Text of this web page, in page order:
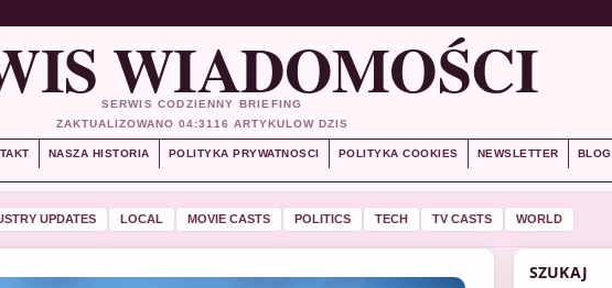
WIADOMOŚCI
SERWIS CODZIENNY BRIEFING
ZAKTUALIZOWANO 04:31 16 ARTYKULOW DZIS
NASZA HISTORIA POLITYKA PRYWATNOSCI POLITYKA COOKIES NEWSLETTER BLOG
UPDATES LOCAL MOVIE CASTS POLITICS TECH TV CASTS WORLD
SZUKAJ